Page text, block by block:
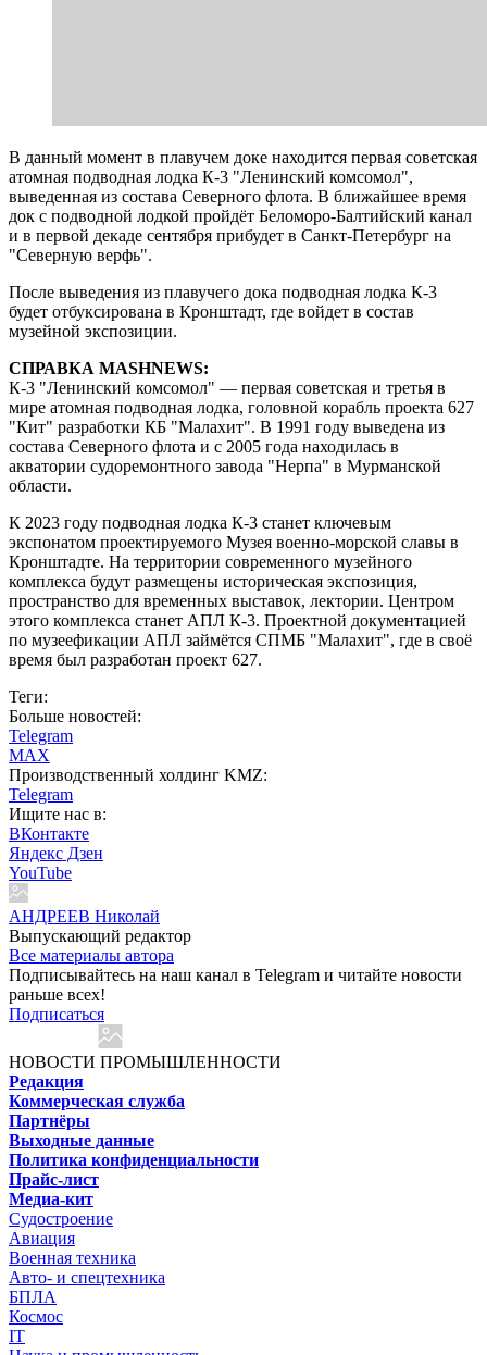
В данный момент в плавучем доке находится первая советская
атомная подводная лодка К-3 "Ленинский комсомол",
выведенная из состава Северного флота. В ближайшее время
док с подводной лодкой пройдёт Беломоро-Балтийский канал
и в первой декаде сентября прибудет в Санкт-Петербург на
"Северную верфь".
После выведения из плавучего дока подводная лодка К-3
будет отбуксирована в Кронштадт, где войдет в состав
музейной экспозиции.
СПРАВКА MASHNEWS:
К-3 "Ленинский комсомол" — первая советская и третья в
мире атомная подводная лодка, головной корабль проекта 627
"Кит" разработки КБ "Малахит". В 1991 году выведена из
состава Северного флота и с 2005 года находилась в
акватории судоремонтного завода "Нерпа" в Мурманской
области.
К 2023 году подводная лодка К-3 станет ключевым
экспонатом проектируемого Музея военно-морской славы в
Кронштадте. На территории современного музейного
комплекса будут размещены историческая экспозиция,
пространство для временных выставок, лектории. Центром
этого комплекса станет АПЛ К-3. Проектной документацией
по музеефикации АПЛ займётся СПМБ "Малахит", где в своё
время был разработан проект 627.
Теги:
Больше новостей:
Telegram
MAX
Производственный холдинг KMZ:
Telegram
Ищите нас в:
ВКонтакте
Яндекс Дзен
YouTube
АНДРЕЕВ Николай
Выпускающий редактор
Все материалы автора
Подписывайтесь на наш канал в Telegram и читайте новости
раньше всех!
Подписаться
НОВОСТИ ПРОМЫШЛЕННОСТИ
Редакция
Коммерческая служба
Партнёры
Выходные данные
Политика конфиденциальности
Прайс-лист
Медиа-кит
Судостроение
Авиация
Военная техника
Авто- и спецтехника
БПЛА
Космос
IT